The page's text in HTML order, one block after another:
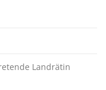
Landrätin